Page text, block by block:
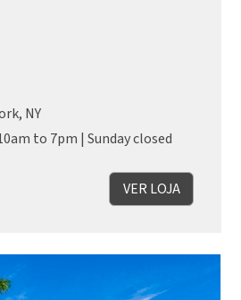
NY
to 7pm | Sunday closed
VER LOJA